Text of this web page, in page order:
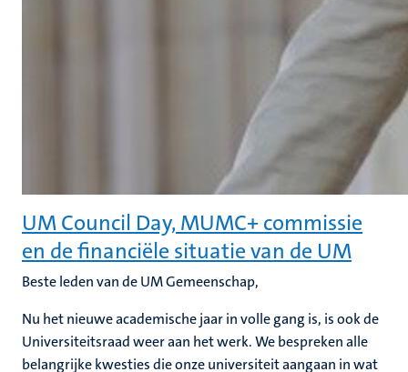
UM Council Day, MUMC+ commissie
en de financiële situatie van de UM
Beste leden van de UM Gemeenschap,
Nu het nieuwe academische jaar in volle gang is, is ook de
Universiteitsraad weer aan het werk. We bespreken alle
belangrijke kwesties die onze universiteit aangaan in wat